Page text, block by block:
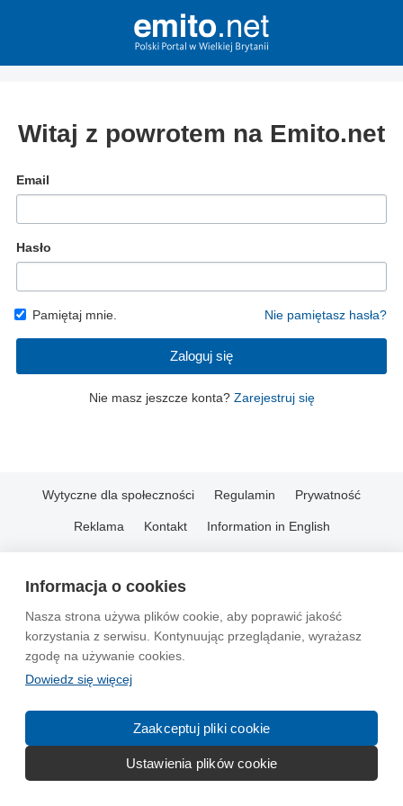
Informacja o cookies
Nasza strona używa plików cookie, aby poprawić jakość
korzystania z serwisu. Kontynuując przeglądanie, wyrażasz
zgodę na używanie cookies.
Dowiedz się więcej
Zaakceptuj pliki cookie
Ustawienia plików cookie
Witaj z powrotem na Emito.net
Email
Hasło
Pamiętaj mnie. Nie pamiętasz hasła?
Zaloguj się
Nie masz jeszcze konta? Zarejestruj się
Wytyczne dla społeczności Regulamin Prywatność
Reklama Kontakt Information in English